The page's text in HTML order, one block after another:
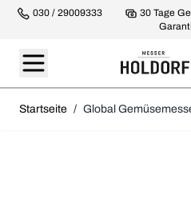
030 / 29009333
30 Tage
Startseite / Global